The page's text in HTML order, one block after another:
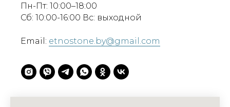
Пн-Пт: 10:00–18:00
Сб: 10:00-16:00 Вс: выходной
Email: etnostone.by@gmail.com